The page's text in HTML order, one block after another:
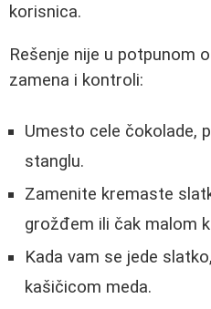
korisnica.
Rešenje nije u potpunom
zamena i kontroli:
Umesto cele čokolade,
stanglu.
Zamenite kremaste
grožđem ili čak malom
Kada vam se jede
kašičicom meda.